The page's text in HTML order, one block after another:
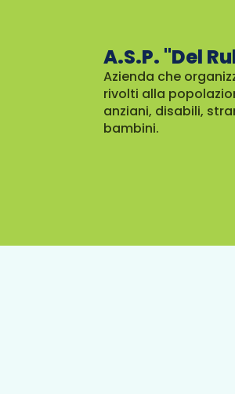
A.S.P. "Del
Azienda che
rivolti alla
anziani, disabili,
bambini.